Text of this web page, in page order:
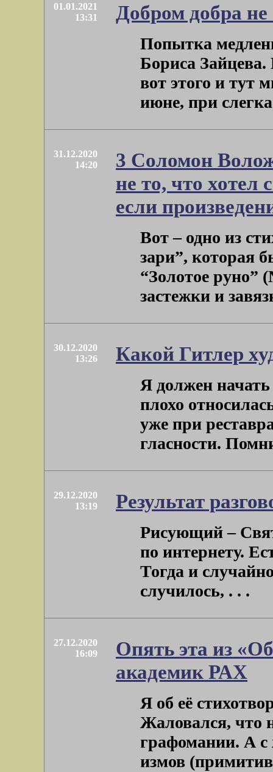
01.01.2021
13:31
Добром добра не
Попытка
Бориса Зайцева.
вот этого и тут
июне, при
31.12.2020
14:20
3 Соломон
не то, что хотел
если
Вот – одно из
зари”, которая
“Золотое руно”
застежки и
30.12.2020
13:26
Какой Гитлер
Я должен
плохо
уже при
гласности.
29.12.2020
13:19
Результат
Рисующий –
по интернету.
Тогда и
случилось, . . .
27.12.2020
16:09
Опять эта из
академик РАХ
Я об её
Жаловался, что
графомании. А с
измов